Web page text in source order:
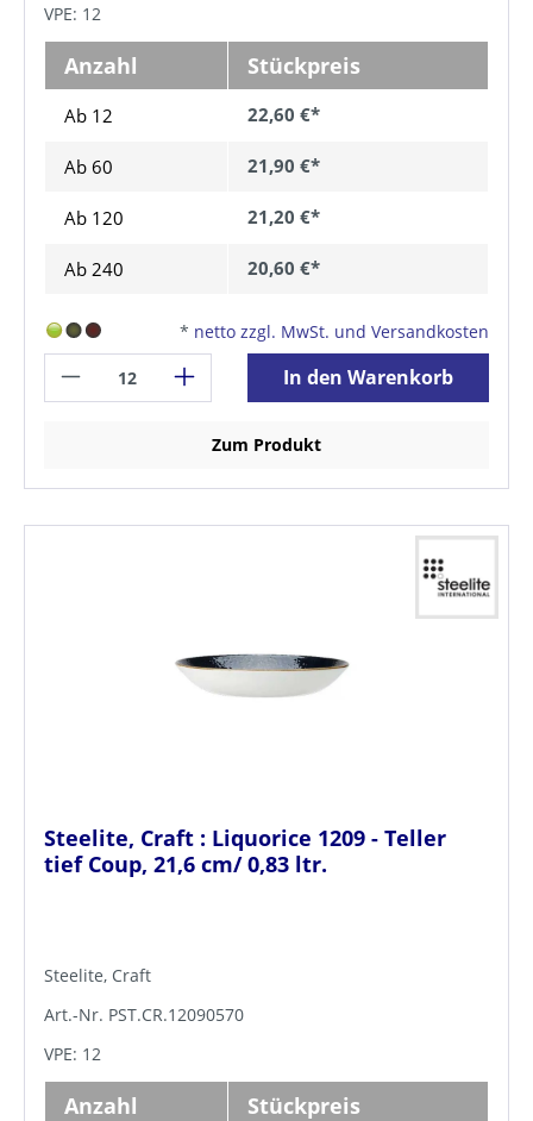
VPE: 12
Anzahl Stückpreis
Ab 12 22,60 €*
Ab 60 21,90 €*
Ab 120 21,20 €*
Ab 240 20,60 €*
* netto zzgl. MwSt. und Versandkosten
In den Warenkorb
Zum Produkt
Steelite, Craft : Liquorice 1209 - Teller
tief Coup, 21,6 cm/ 0,83 ltr.
Steelite, Craft
Art.-Nr. PST.CR.12090570
VPE: 12
Anzahl Stückpreis